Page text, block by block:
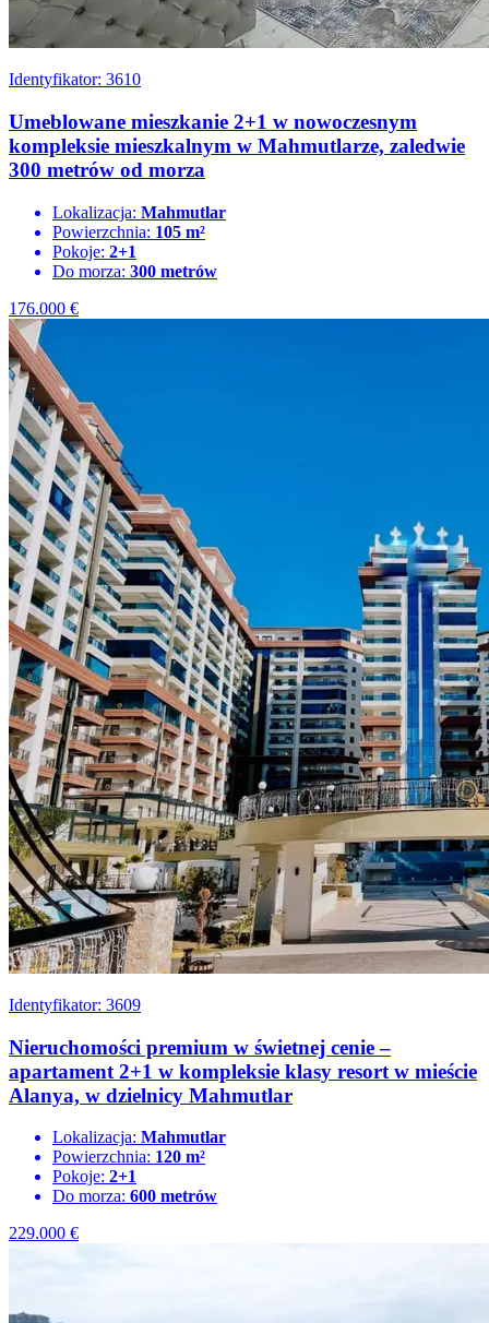
Identyfikator: 3610
Umeblowane mieszkanie 2+1 w nowoczesnym
kompleksie mieszkalnym w Mahmutlarze, zaledwie
300 metrów od morza
Lokalizacja: Mahmutlar
Powierzchnia: 105 m²
Pokoje: 2+1
Do morza: 300 metrów
176.000 €
Identyfikator: 3609
Nieruchomości premium w świetnej cenie –
apartament 2+1 w kompleksie klasy resort w mieście
Alanya, w dzielnicy Mahmutlar
Lokalizacja: Mahmutlar
Powierzchnia: 120 m²
Pokoje: 2+1
Do morza: 600 metrów
229.000 €